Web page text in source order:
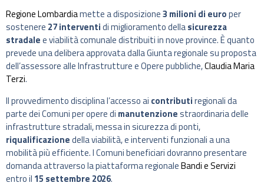
Regione Lombardiamette a disposizione3 milioni di europer
sostenere 27 interventidi miglioramento dellasicurezza
stradalee viabilità comunale distribuiti in nove province. È quanto
prevede una delibera approvata dalla Giunta regionale su proposta
dell’assessore alle Infrastrutture e Opere pubbliche,Claudia Maria
Terzi.
Il provvedimento disciplina l’accesso ai contributiregionali da
parte dei Comuni per opere di manutenzionestraordinaria delle
infrastrutture stradali, messa in sicurezza di ponti,
riqualificazionedella viabilità, e interventi funzionali a una
mobilità più efficiente. I Comuni beneficiari dovranno presentare
domanda attraverso la piattaforma regionaleBandi e Servizi
entro il 15 settembre 2026.